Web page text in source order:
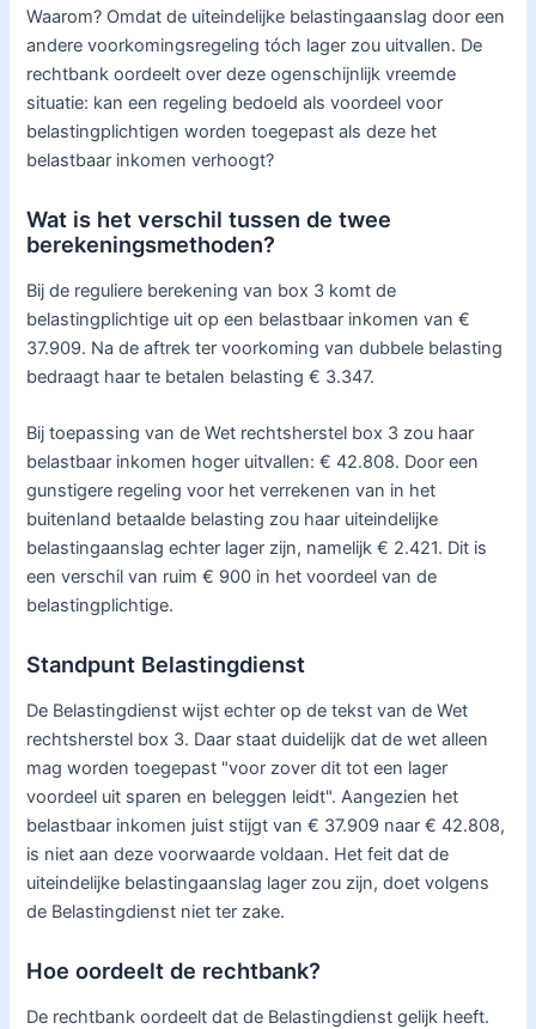
Waarom? Omdat de uiteindelijke belastingaanslag door een
andere voorkomingsregeling tóch lager zou uitvallen. De
rechtbank oordeelt over deze ogenschijnlijk vreemde
situatie: kan een regeling bedoeld als voordeel voor
belastingplichtigen worden toegepast als deze het
belastbaar inkomen verhoogt?
Wat is het verschil tussen de twee
berekeningsmethoden?
Bij de reguliere berekening van box 3 komt de
belastingplichtige uit op een belastbaar inkomen van €
37.909. Na de aftrek ter voorkoming van dubbele belasting
bedraagt haar te betalen belasting € 3.347.
Bij toepassing van de Wet rechtsherstel box 3 zou haar
belastbaar inkomen hoger uitvallen: € 42.808. Door een
gunstigere regeling voor het verrekenen van in het
buitenland betaalde belasting zou haar uiteindelijke
belastingaanslag echter lager zijn, namelijk € 2.421. Dit is
een verschil van ruim € 900 in het voordeel van de
belastingplichtige.
Standpunt Belastingdienst
De Belastingdienst wijst echter op de tekst van de Wet
rechtsherstel box 3. Daar staat duidelijk dat de wet alleen
mag worden toegepast "voor zover dit tot een lager
voordeel uit sparen en beleggen leidt". Aangezien het
belastbaar inkomen juist stijgt van € 37.909 naar € 42.808,
is niet aan deze voorwaarde voldaan. Het feit dat de
uiteindelijke belastingaanslag lager zou zijn, doet volgens
de Belastingdienst niet ter zake.
Hoe oordeelt de rechtbank?
De rechtbank oordeelt dat de Belastingdienst gelijk heeft.